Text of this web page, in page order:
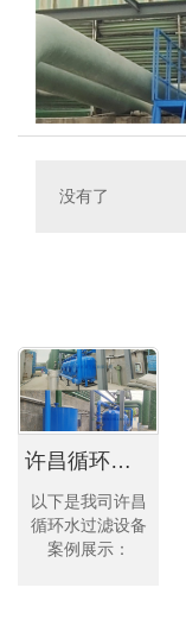
没有了
许昌循环水过滤设备案例
以下是我司许昌
循环水过滤设备
案例展示：